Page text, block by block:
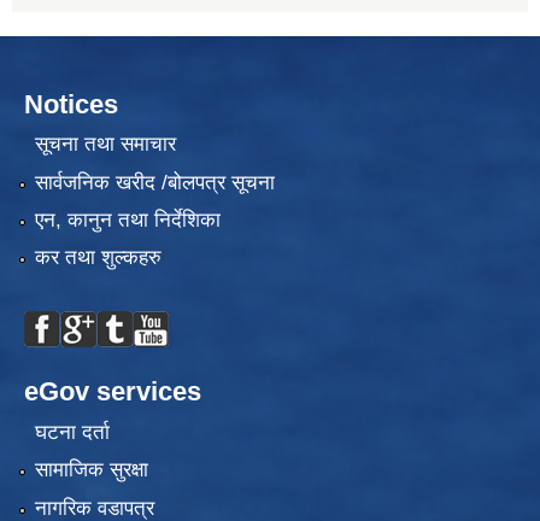
Notices
सूचना तथा समाचार
सार्वजनिक खरीद /बोलपत्र सूचना
एन, कानुन तथा निर्देशिका
कर तथा शुल्कहरु
eGov services
घटना दर्ता
सामाजिक सुरक्षा
नागरिक वडापत्र